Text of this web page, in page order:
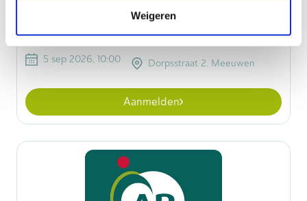
Weigeren
Streekdagen Tractorpulling Meeuwen
5 sep 2026, 10:00 Dorpsstraat 2. Meeuwen
Aanmelden